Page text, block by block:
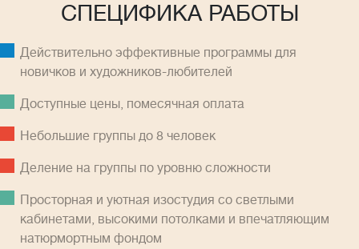
СПЕЦИФИКА РАБОТЫ
Действительно эффективные программы для
новичков и художников-любителей
Доступные цены, помесячная оплатa
Небольшие группы до 8 человек
Деление на группы по уровню сложности
Просторная и уютная изостудия со светлыми
кабинетами, высокими потолками и впечатляющим
натюрмортным фондом